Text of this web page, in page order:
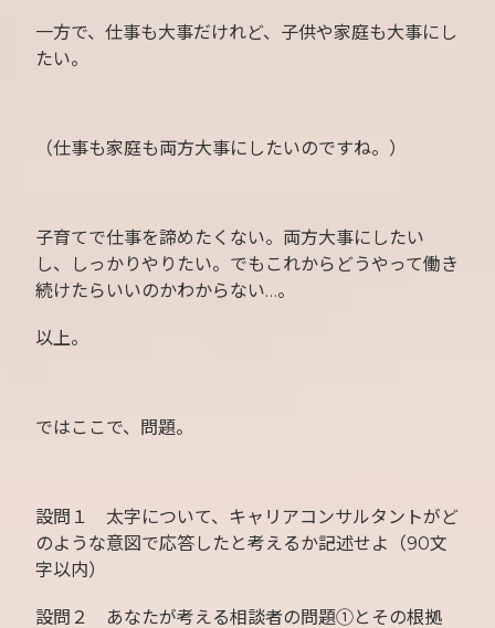
一方で、仕事も大事だけれど、子供や家庭も大事にし
たい。
（仕事も家庭も両方大事にしたいのですね。）
子育てで仕事を諦めたくない。両方大事にしたい
し、しっかりやりたい。でもこれからどうやって働き
続けたらいいのかわからない…。
以上。
ではここで、問題。
設問１ 太字について、キャリアコンサルタントがど
のような意図で応答したと考えるか記述せよ（90文
字以内）
設問２ あなたが考える相談者の問題①とその根拠